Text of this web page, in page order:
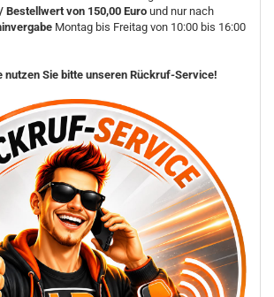
von 150,00 Euro und nur nach
Montag bis Freitag von 10:00 bis 16:00
nutzen Sie bitte unseren Rückruf-Service!